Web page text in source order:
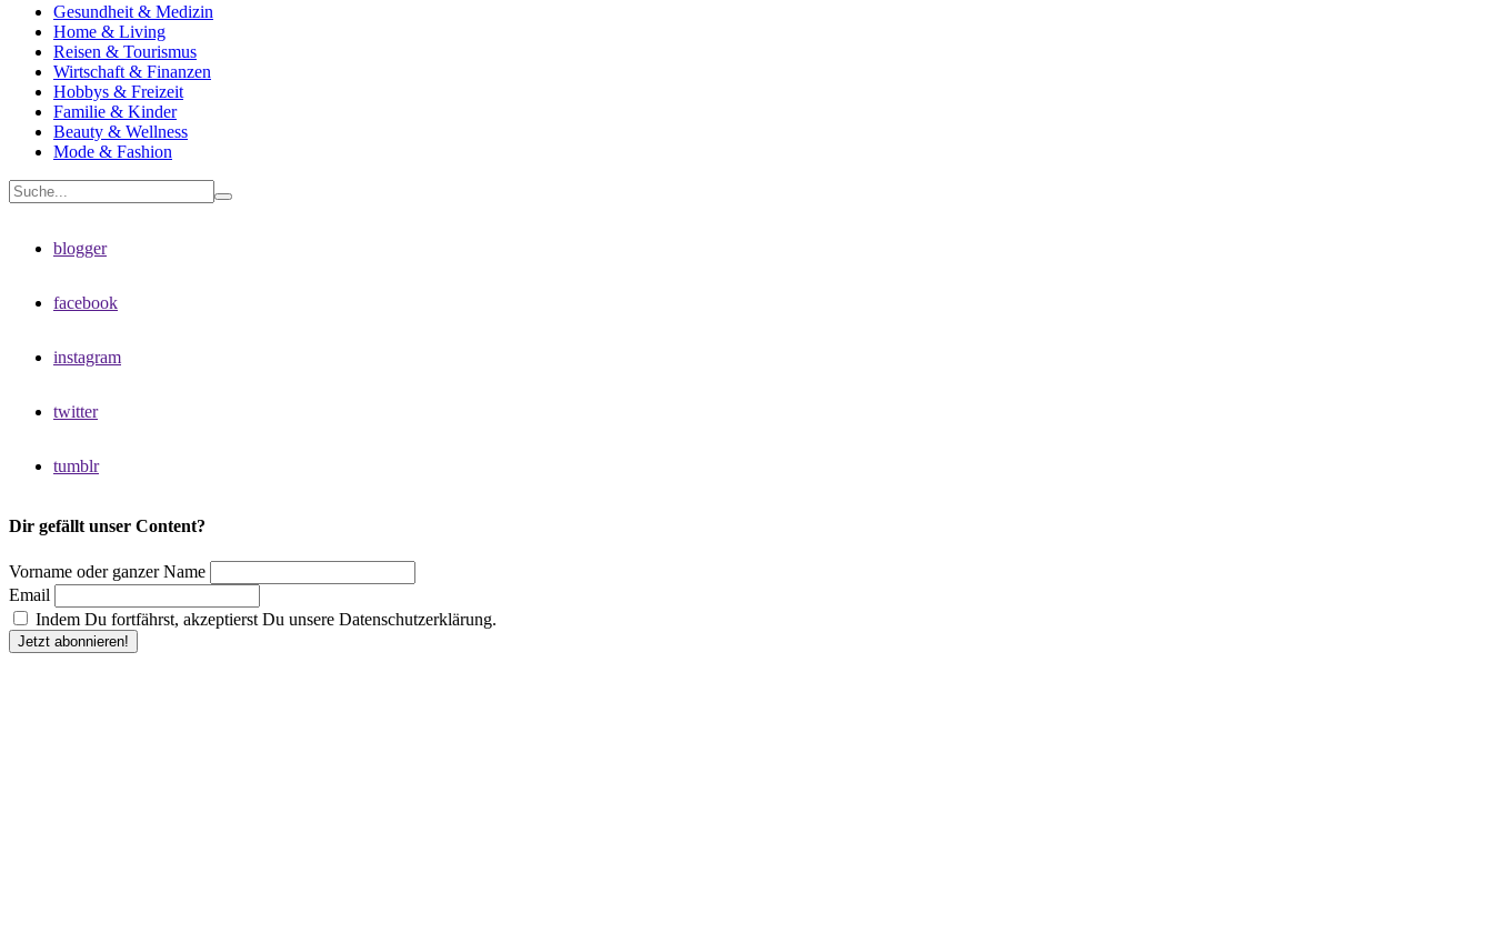
Gesundheit & Medizin
Home & Living
Reisen & Tourismus
Wirtschaft & Finanzen
Hobbys & Freizeit
Familie & Kinder
Beauty & Wellness
Mode & Fashion
blogger
facebook
instagram
twitter
tumblr
Dir gefällt unser Content?
Vorname oder ganzer Name
Email
Indem Du fortfährst, akzeptierst Du unsere Datenschutzerklärung.